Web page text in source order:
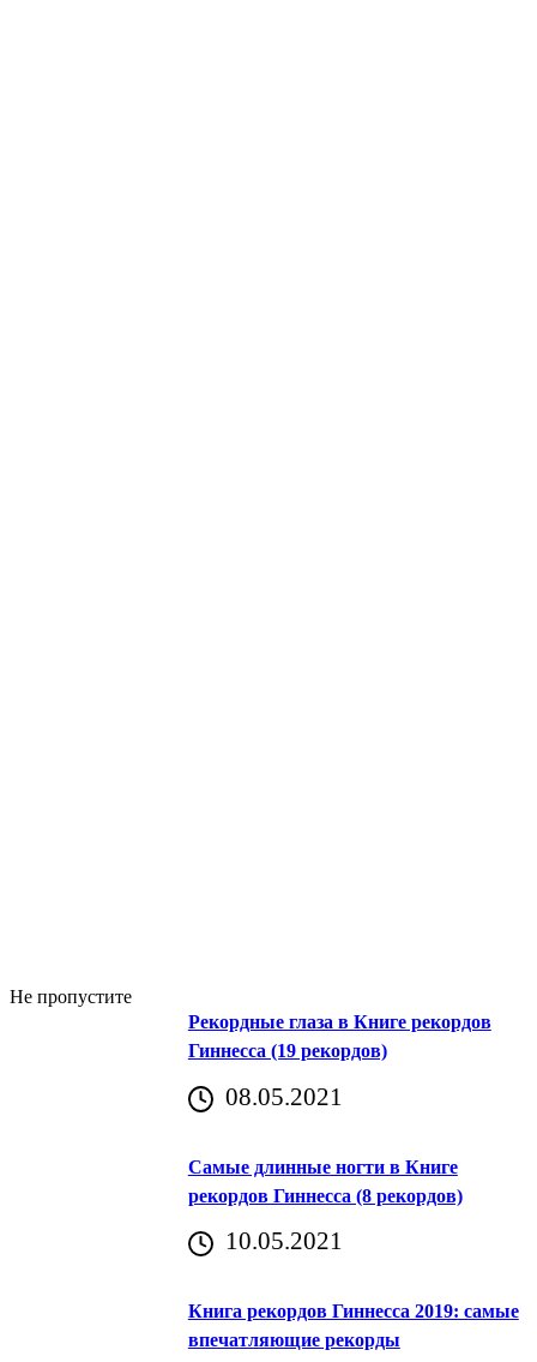
Не пропустите
Рекордные глаза в Книге рекордов
Гиннесса (19 рекордов)
08.05.2021
Самые длинные ногти в Книге
рекордов Гиннесса (8 рекордов)
10.05.2021
Книга рекордов Гиннесса 2019: самые
впечатляющие рекорды